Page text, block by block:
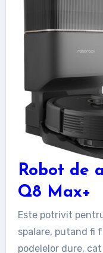
Robot de
Q8 Max+
Este potrivit
spalare, putand fi
podelelor dure,